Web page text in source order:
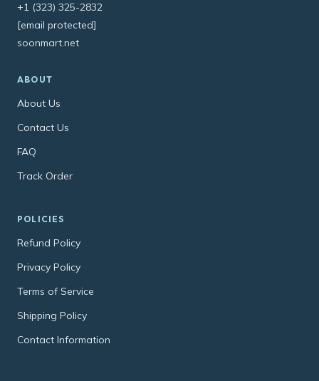
+1 (323) 325-2832
[email protected]
soonmart.net
ABOUT
About Us
Contact Us
FAQ
Track Order
POLICIES
Refund Policy
Privacy Policy
Terms of Service
Shipping Policy
Contact Information